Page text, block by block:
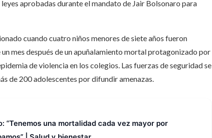
aprobadas durante el mandato de Jair Bolsonaro para
cuando cuatro niños menores de siete años fueron
mes después de un apuñalamiento mortal protagonizado por
de violencia en los colegios. Las fuerzas de seguridad se
de 200 adolescentes por difundir amenazas.
“Tenemos una mortalidad cada vez mayor por